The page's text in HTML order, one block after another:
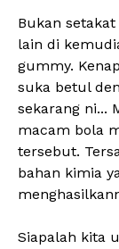
Bukan
lain di
gummy.
suka betul
sekarang ni...
macam bola
tersebut.
bahan kimia
Siapalah kita